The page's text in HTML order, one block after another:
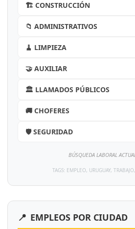
🏗️ CONSTRUCCIÓN
📁 ADMINISTRATIVOS
🧹 LIMPIEZA
🤝 AUXILIAR
🏛️ LLAMADOS PÚBLICOS
🚚 CHOFERES
🛡️ SEGURIDAD
BÚSQUEDA LABORAL
TAGS: EMPLEO, URUGUAY,
📍 EMPLEOS POR CIUDAD